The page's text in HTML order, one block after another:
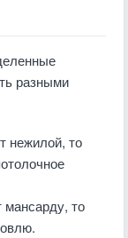
разными
нежилой, то
мансарду, то